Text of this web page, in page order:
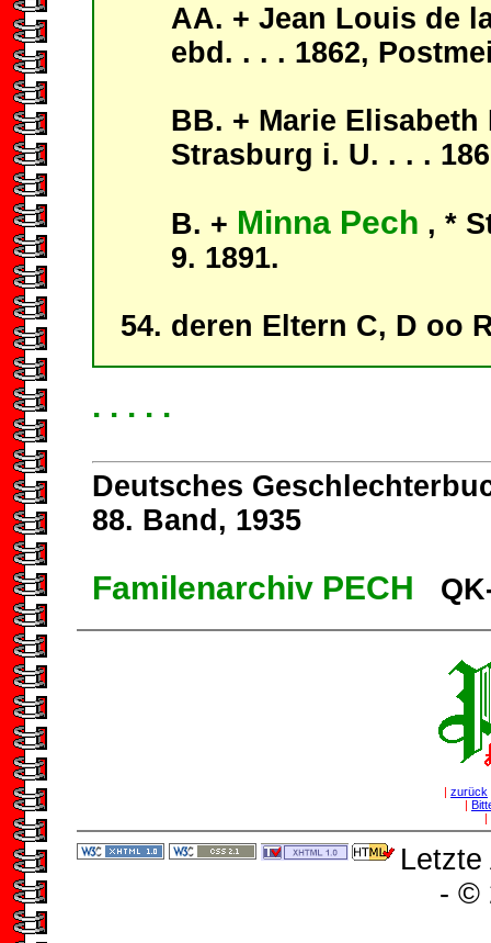
AA. + Jean Louis de
ebd. . . . 1862,
BB. + Marie Elisabeth
Strasburg i. U. . . .
B. + Minna Pech , *
9. 1891.
deren Eltern C, D oo
. . . . .
Deutsches
88. Band, 1935
Familenarchiv PECH
| zurück
|
|
Letzte
- ©